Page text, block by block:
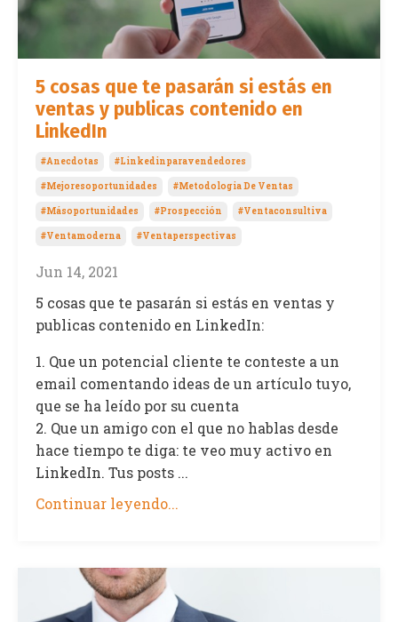
5 cosas que te pasarán si estás en
ventas y publicas contenido en
LinkedIn
#anecdotas #linkedinparavendedores
#mejoresoportunidades #metodologia De Ventas
#másoportunidades #prospección #ventaconsultiva
#ventamoderna #ventaperspectivas
Jun 14, 2021
5 cosas que te pasarán si estás en ventas y
publicas contenido en LinkedIn:
1. Que un potencial cliente te conteste a un
email comentando ideas de un artículo tuyo,
que se ha leído por su cuenta
2. Que un amigo con el que no hablas desde
hace tiempo te diga: te veo muy activo en
LinkedIn. Tus posts ...
Continuar leyendo...